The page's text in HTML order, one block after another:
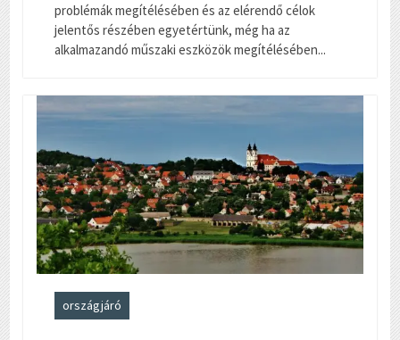
problémák megítélésében és az elérendő célok
jelentős részében egyetértünk, még ha az
alkalmazandó műszaki eszközök megítélésében...
országjáró